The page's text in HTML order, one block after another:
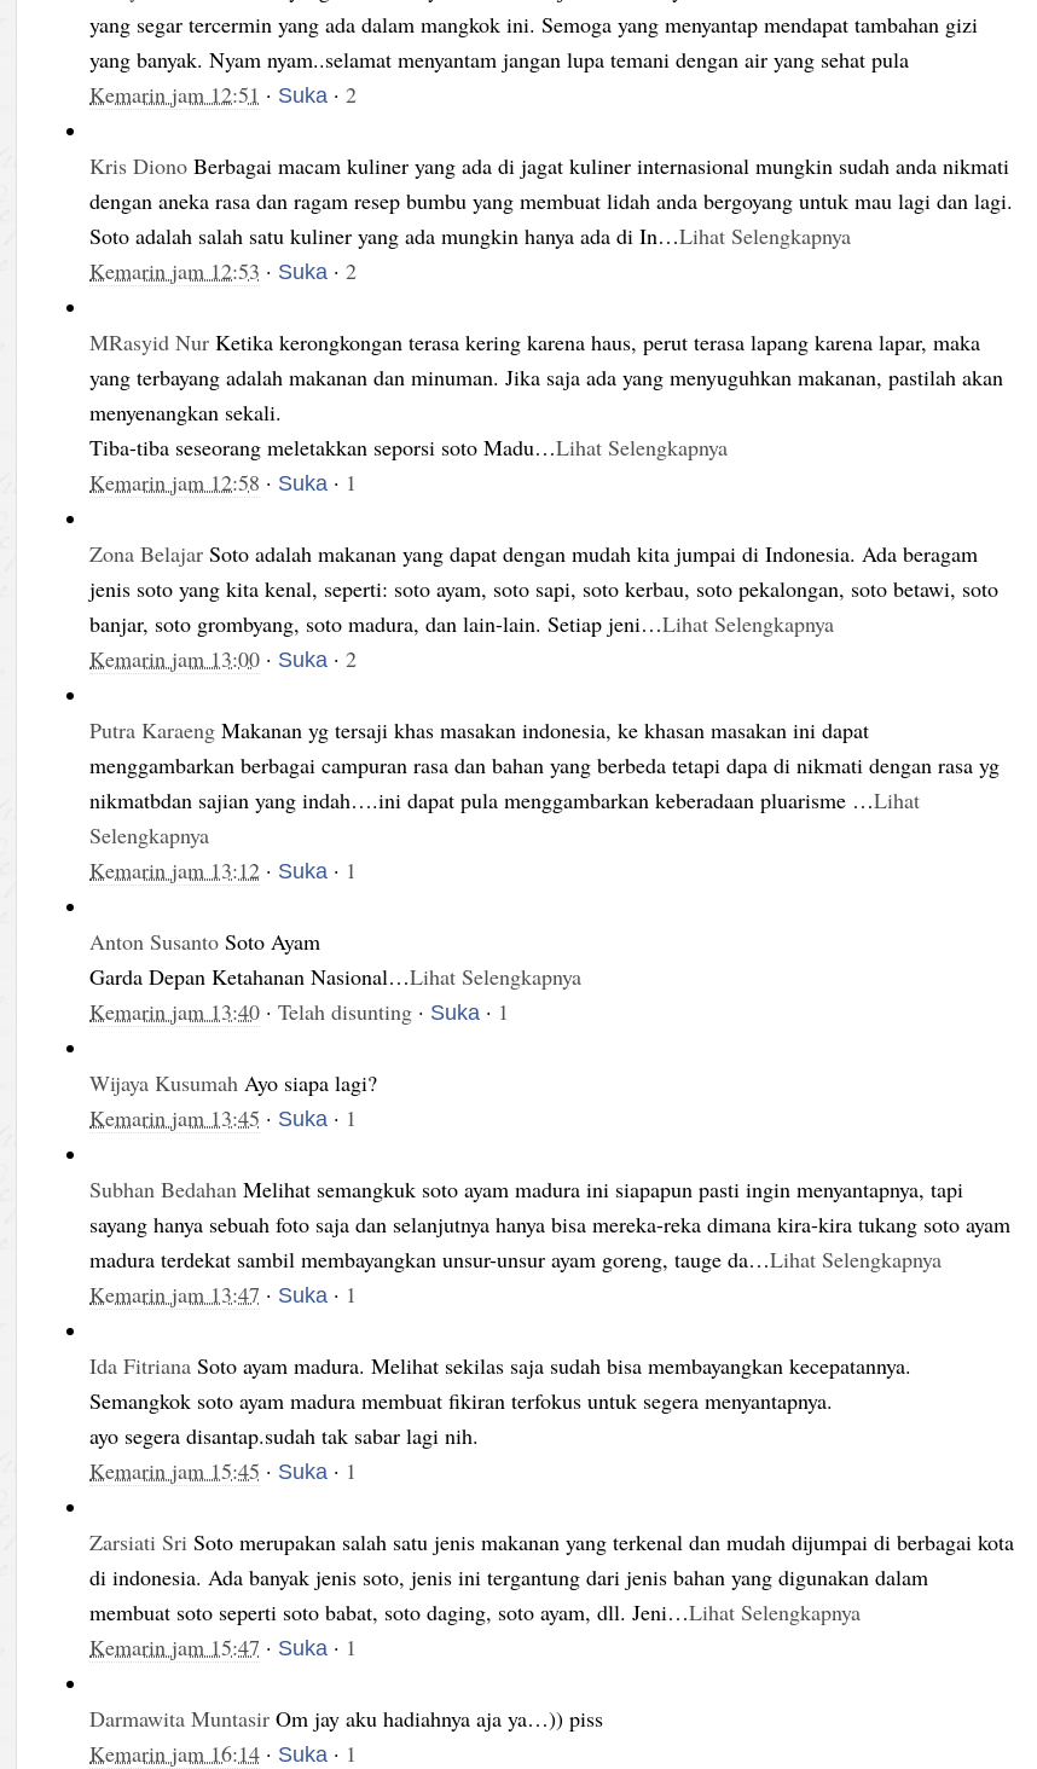
yang segar tercermin yang ada dalam mangkok ini. Semoga yang menyantap mendapat tambahan gizi
yang banyak. Nyam nyam..selamat menyantam jangan lupa temani dengan air yang sehat pula
Kemarin jam 12:51 · Suka ·2
Kris Diono Berbagai macam kuliner yang ada di jagat kuliner internasional mungkin sudah anda nikmati
dengan aneka rasa dan ragam resep bumbu yang membuat lidah anda bergoyang untuk mau lagi dan lagi.
Soto adalah salah satu kuliner yang ada mungkin hanya ada di In…Lihat Selengkapnya
Kemarin jam 12:53 · Suka ·2
MRasyid Nur Ketika kerongkongan terasa kering karena haus, perut terasa lapang karena lapar, maka
yang terbayang adalah makanan dan minuman. Jika saja ada yang menyuguhkan makanan, pastilah akan
menyenangkan sekali.
Tiba-tiba seseorang meletakkan seporsi soto Madu…Lihat Selengkapnya
Kemarin jam 12:58 · Suka · 1
Zona Belajar Soto adalah makanan yang dapat dengan mudah kita jumpai di Indonesia. Ada beragam
jenis soto yang kita kenal, seperti: soto ayam, soto sapi, soto kerbau, soto pekalongan, soto betawi, soto
banjar, soto grombyang, soto madura, dan lain-lain. Setiap jeni…Lihat Selengkapnya
Kemarin jam 13:00 · Suka ·2
Putra Karaeng Makanan yg tersaji khas masakan indonesia, ke khasan masakan ini dapat
menggambarkan berbagai campuran rasa dan bahan yang berbeda tetapi dapa di nikmati dengan rasa yg
nikmatbdan sajian yang indah….ini dapat pula menggambarkan keberadaan pluarisme …Lihat
Selengkapnya
Kemarin jam 13:12 · Suka · 1
Anton Susanto Soto Ayam
Garda Depan Ketahanan Nasional…Lihat Selengkapnya
Kemarin jam 13:40 ·Telah disunting · Suka · 1
Wijaya Kusumah Ayo siapa lagi?
Kemarin jam 13:45 · Suka · 1
Subhan Bedahan Melihat semangkuk soto ayam madura ini siapapun pasti ingin menyantapnya, tapi
sayang hanya sebuah foto saja dan selanjutnya hanya bisa mereka-reka dimana kira-kira tukang soto ayam
madura terdekat sambil membayangkan unsur-unsur ayam goreng, tauge da…Lihat Selengkapnya
Kemarin jam 13:47 · Suka · 1
Ida Fitriana Soto ayam madura. Melihat sekilas saja sudah bisa membayangkan kecepatannya.
Semangkok soto ayam madura membuat fikiran terfokus untuk segera menyantapnya.
ayo segera disantap.sudah tak sabar lagi nih.
Kemarin jam 15:45 · Suka · 1
Zarsiati Sri Soto merupakan salah satu jenis makanan yang terkenal dan mudah dijumpai di berbagai kota
di indonesia. Ada banyak jenis soto, jenis ini tergantung dari jenis bahan yang digunakan dalam
membuat soto seperti soto babat, soto daging, soto ayam, dll. Jeni…Lihat Selengkapnya
Kemarin jam 15:47 · Suka · 1
Darmawita Muntasir Om jay aku hadiahnya aja ya…)) piss
Kemarin jam 16:14 · Suka · 1